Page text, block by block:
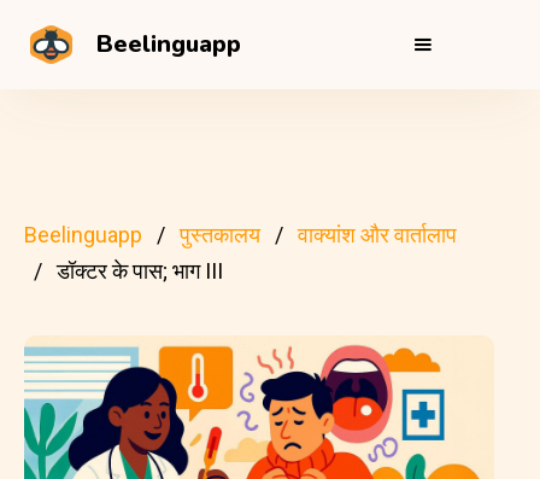
Beelinguapp
Beelinguapp पुस्तकालय
वाक्यांश और वार्तालाप
डॉक्टर के पास; भाग III